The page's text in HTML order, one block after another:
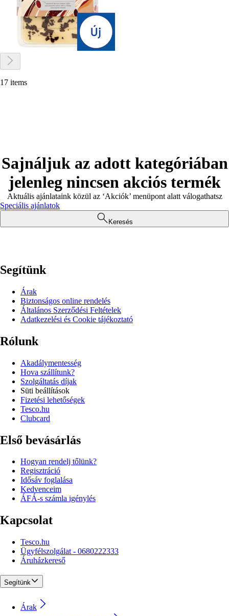
17 items
Sajnáljuk az adott kategóriában
jelenleg nincsen akciós termék
Aktuális ajánlataink közül az ‘Akciók’ menüpont alatt válogathatsz
Speciális ajánlatok
Keresés
Segítünk
Árak
Biztonságos online rendelés
Általános Szerződési Feltételek
Adatkezelési és Cookie tájékoztató
Rólunk
Akadálymentesség
Hova szállítunk?
Szolgáltatás díjak
Süti beállítások
Fizetési lehetőségek
Tesco.hu
Clubcard
Első bevásárlás
Hogyan rendelj tőlünk?
Regisztráció
Idősáv foglalása
Kedvenceim
ÁFÁ-s számla igénylés
Kapcsolat
Tesco.hu
Ügyfélszolgálat - 0680222333
Áruházkereső
Segítünk
Árak